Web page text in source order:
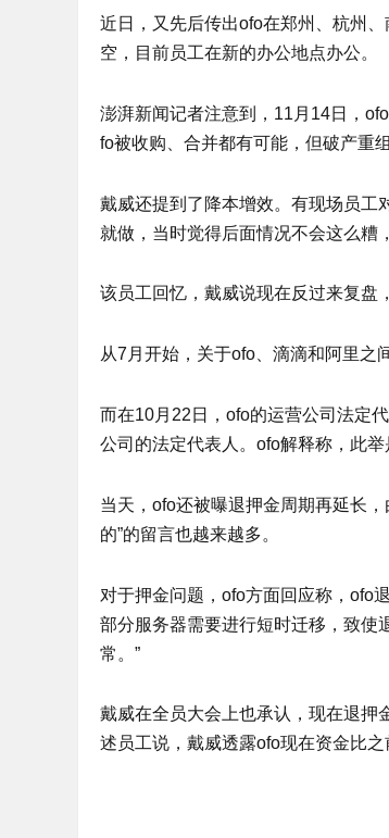
近日，又先后传出ofo在郑州、杭州
空，目前员工在新的办公地点办公。
澎湃新闻记者注意到，11月14日，
fo被收购、合并都有可能，但破产重
戴威还提到了降本增效。有现场员工
就做，当时觉得后面情况不会这么糟
该员工回忆，戴威说现在反过来复盘
从7月开始，关于ofo、滴滴和阿里之
而在10月22日，ofo的运营公司法定
公司的法定代表人。ofo解释称，此
当天，ofo还被曝退押金周期再延长
的”的留言也越来越多。
对于押金问题，ofo方面回应称，ofo
部分服务器需要进行短时迁移，致使
常。”
戴威在全员大会上也承认，现在退押
述员工说，戴威透露ofo现在资金比之